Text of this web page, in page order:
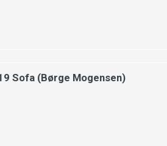
Sofa (Børge Mogensen)